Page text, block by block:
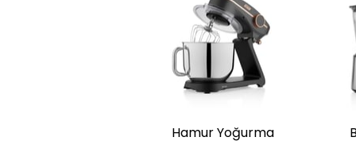
Hamur Yoğurma